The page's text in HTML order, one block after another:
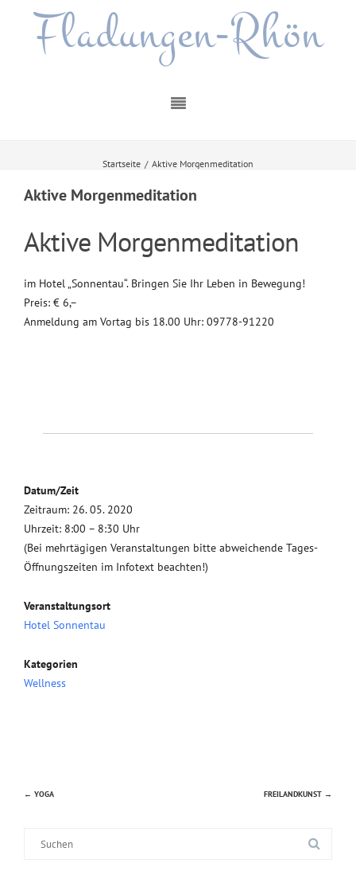
Fladungen-Rhön
Startseite / Aktive Morgenmeditation
Aktive Morgenmeditation
Aktive Morgenmeditation
im Hotel „Sonnentau“. Bringen Sie Ihr Leben in Bewegung!
Preis: € 6,–
Anmeldung am Vortag bis 18.00 Uhr: 09778-91220
Datum/Zeit
Zeitraum: 26. 05. 2020
Uhrzeit: 8:00 – 8:30 Uhr
(Bei mehrtägigen Veranstaltungen bitte abweichende Tages-
Öffnungszeiten im Infotext beachten!)
Veranstaltungsort
Hotel Sonnentau
Kategorien
Wellness
Beitragsnavigation
← YOGA FREILANDKUNST →